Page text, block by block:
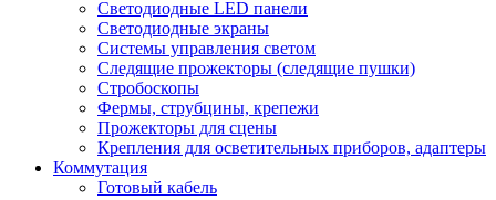
Светодиодные LED панели
Светодиодные экраны
Системы управления светом
Следящие прожекторы (следящие пушки)
Стробоскопы
Фермы, струбцины, крепежи
Прожекторы для сцены
Крепления для осветительных приборов, адаптеры
Коммутация
Готовый кабель